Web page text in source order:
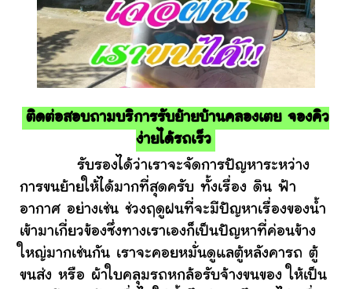
ติดต่อสอบถามบริการรับย้ายบ้านคลองเตย จองคิว
ง่ายได้รถเร็ว
รับรองได้ว่าเราจะจัดการปัญหาระหว่าง
การขนย้ายให้ได้มากที่สุดครับ ทั้งเรื่อง ดิน ฟ้า
อากาศ อย่างเช่น ช่วงฤดูฝนที่จะมีปัญหาเรื่องของน้ำ
เข้ามาเกี่ยวข้องซึ่งทางเราเองก็เป็นปัญหาที่ค่อนข้าง
ใหญ่มากเช่นกัน เราจะคอยหมั่นดูแลตู้หลังคารถ ตู้
ขนส่ง หรือ ผ้าใบคลุมรถหกล้อรับจ้างขนของ ให้เป็น